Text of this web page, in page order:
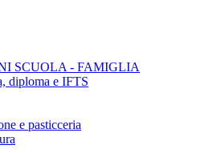
SCUOLA - FAMIGLIA
diploma e IFTS
e pasticceria